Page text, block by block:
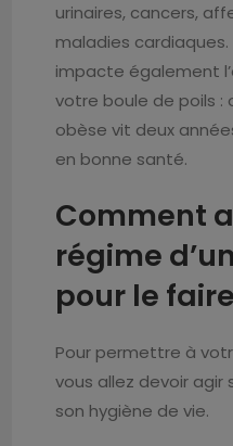
urinaires, cancers,
maladies cardiaques.
impacte également
votre boule de poils :
obèse vit deux
en bonne santé.
Comment
régime
pour le
Pour permettre à
vous allez devoir
son hygiène de vie.